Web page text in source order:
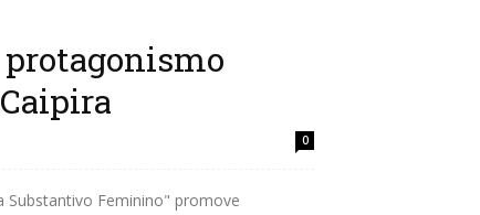
protagonismo
0
Substantivo Feminino" promove